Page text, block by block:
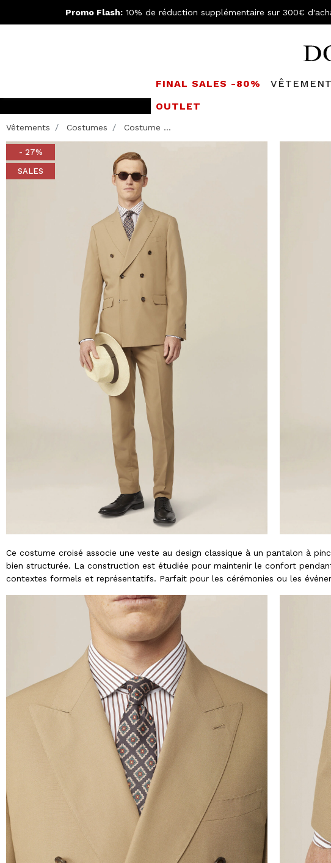
Promo Flash: 10% de réduction supplémentaire sur 300€
FINAL SALES -80%
OUTLETRejoignez le
Vêtements Costumes Costume ...
- 27%
SALES
Ce costume croisé associe une veste au design classique à un pantalon à
bien structurée. La construction est étudiée pour maintenir le confort
contextes formels et représentatifs. Parfait pour les cérémonies ou les